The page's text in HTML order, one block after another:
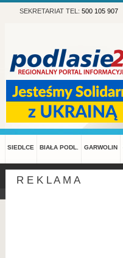
SEKRETARIAT TEL: 500 105 907
SIEDLCE BIAŁA PODL. GARWOLIN
R E K L A M A